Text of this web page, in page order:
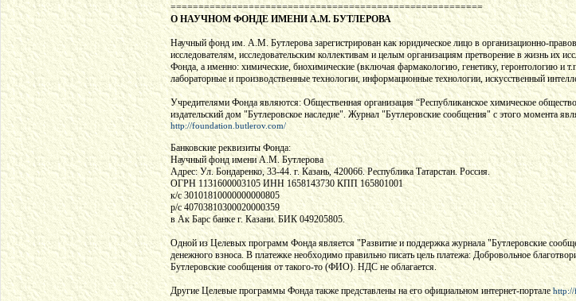
========================================================
О НАУЧНОМ ФОНДЕ ИМЕНИ А.М. БУТЛЕРОВА
Научный фонд им. А.М. Бутлерова зарегистрирован как юридическое лицо в организационно-
исследователям, исследовательским коллективам и целым организациям претворение в жизнь их
Фонда, а именно: химические, биохимические (включая фармакологию, генетику, геронтологию и
лабораторные и производственные технологии, информационные технологии, искусственный
Учредителями Фонда являются: Общественная организация “Республиканское химическое
издательский дом "Бутлеровское наследие". Журнал "Бутлеровские сообщения" с этого момента
http://foundation.butlerov.com/
Банковские реквизиты Фонда:
Научный фонд имени А.М. Бутлерова
Адрес: Ул. Бондаренко, 33-44. г. Казань, 420066. Республика Татарстан. Россия.
ОГРН 1131600003105 ИНН 1658143730 КПП 165801001
к/c 30101810000000000805
р/с 40703810300020000359
в Ак Барс банке г. Казани. БИК 049205805.
Одной из Целевых программ Фонда является "Развитие и поддержка журнала "Бутлеровские
денежного взноса. В платежке необходимо правильно писать цель платежа: Добровольное
Бутлеровские сообщения от такого-то (ФИО). НДС не облагается.
Другие Целевые программы Фонда также представлены на его официальном интернет-портале